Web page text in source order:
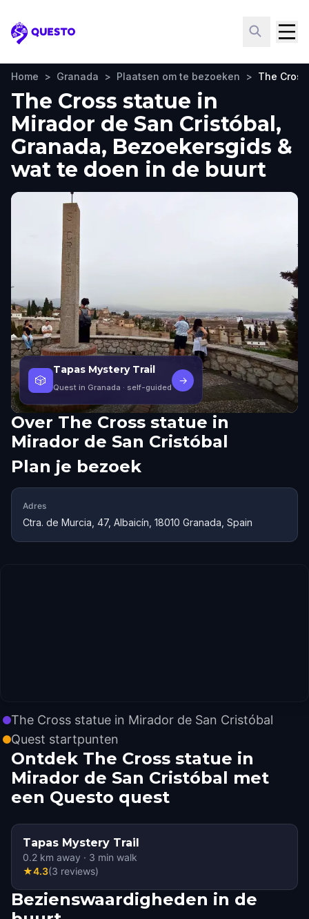
Questo
Home > Granada > Plaatsen om te bezoeken > The
The Cross statue in
Mirador de San Cristóbal,
Granada, Bezoekersgids &
wat te doen in de buurt
🎲
Tapas Mystery Trail
Quest in Granada · self-guided
→
Over The Cross statue in
Mirador de San Cristóbal
Plan je bezoek
Adres
Ctra. de Murcia, 47, Albaicín, 18010 Granada, Spain
The Cross statue in Mirador de San Cristóbal
Quest startpunten
Ontdek The Cross statue in
Mirador de San Cristóbal met
een Questo quest
Tapas Mystery Trail
0.2 km away · 3 min walk
★4.3(3 reviews)
Bezienswaardigheden in de